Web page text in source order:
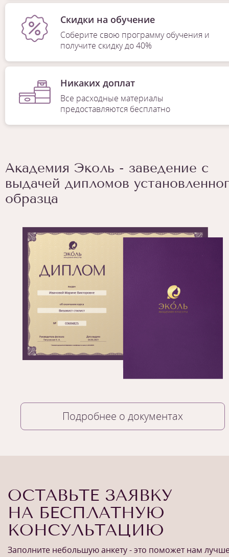
Скидки на обучение
Соберите свою программу обучения и
получите скидку до 40%
Никаких доплат
Все расходные материалы
предоставляются бесплатно
Академия Эколь - заведение с
выдачей дипломов
образца
Подробнее о документах
ОСТАВЬТЕ ЗАЯВКУ
НА БЕСПЛАТНУЮ
КОНСУЛЬТАЦИЮ
Заполните небольшую анкету - это поможет нам